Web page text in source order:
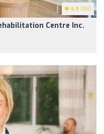
4.9 (88)
Centre Inc.